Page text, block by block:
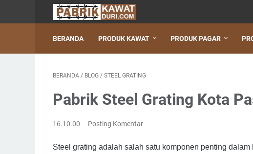
BERANDA PRODUK KAWAT PRODUK PAGAR
BERANDA / BLOG / STEEL GRATING
Pabrik Steel Grating Kota
16.10.00 Posting Komentar
Steel grating adalah salah satu komponen penting